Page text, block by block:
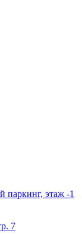
паркинг, этаж -1
7